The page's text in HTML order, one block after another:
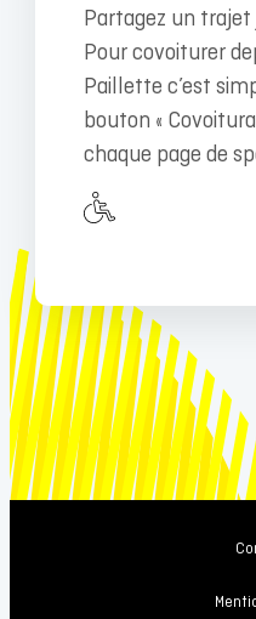
Partagez un trajet
Pour covoiturer
Paillette c’est
bouton «
chaque page de